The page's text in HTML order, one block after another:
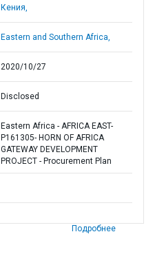
Кения,
Eastern and Southern Africa,
2020/10/27
Disclosed
Eastern Africa - AFRICA EAST-
P161305- HORN OF AFRICA
GATEWAY DEVELOPMENT
PROJECT - Procurement Plan
Подробнее